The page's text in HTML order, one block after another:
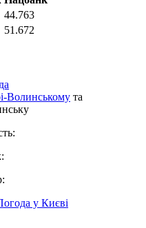
Волинському та
у Києві